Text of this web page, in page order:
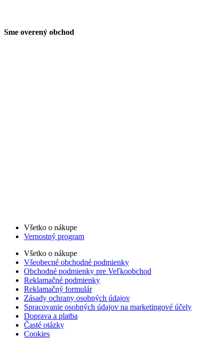
Sme overený obchod
Všetko o nákupe
Vernostný program
Všetko o nákupe
Všeobecné obchodné podmienky
Obchodné podmienky pre Veľkoobchod
Reklamačné podmienky
Reklamačný formulár
Zásady ochrany osobných údajov
Spracovanie osobných údajov na marketingové účely
Doprava a platba
Časté otázky
Cookies